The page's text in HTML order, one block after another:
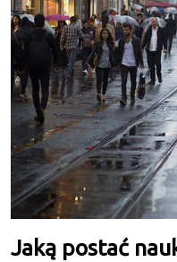
Jaką postać